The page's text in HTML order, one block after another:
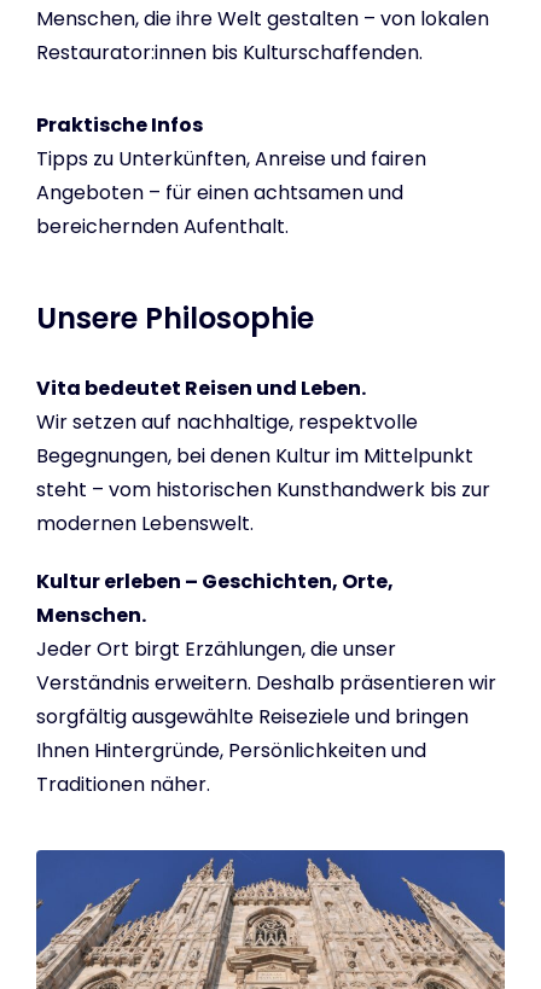
Menschen, die ihre Welt gestalten – von lokalen
Restaurator:innen bis Kulturschaffenden.
Praktische Infos
Tipps zu Unterkünften, Anreise und fairen
Angeboten – für einen achtsamen und
bereichernden Aufenthalt.
Unsere Philosophie
Vita bedeutet Reisen und Leben.
Wir setzen auf nachhaltige, respektvolle
Begegnungen, bei denen Kultur im Mittelpunkt
steht – vom historischen Kunsthandwerk bis zur
modernen Lebenswelt.
Kultur erleben – Geschichten, Orte,
Menschen.
Jeder Ort birgt Erzählungen, die unser
Verständnis erweitern. Deshalb präsentieren wir
sorgfältig ausgewählte Reiseziele und bringen
Ihnen Hintergründe, Persönlichkeiten und
Traditionen näher.